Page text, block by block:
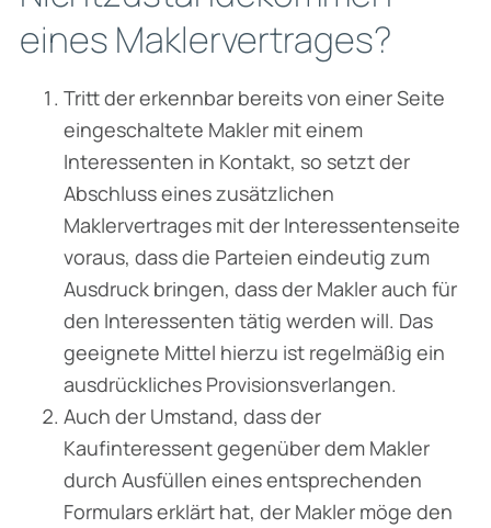
eines Maklervertrages?
Tritt der erkennbar bereits von einer Seite
eingeschaltete Makler mit einem
Interessenten in Kontakt, so setzt der
Abschluss eines zusätzlichen
Maklervertrages mit der Interessentenseite
voraus, dass die Parteien eindeutig zum
Ausdruck bringen, dass der Makler auch für
den Interessenten tätig werden will. Das
geeignete Mittel hierzu ist regelmäßig ein
ausdrückliches Provisionsverlangen.
Auch der Umstand, dass der
Kaufinteressent gegenüber dem Makler
durch Ausfüllen eines entsprechenden
Formulars erklärt hat, der Makler möge den